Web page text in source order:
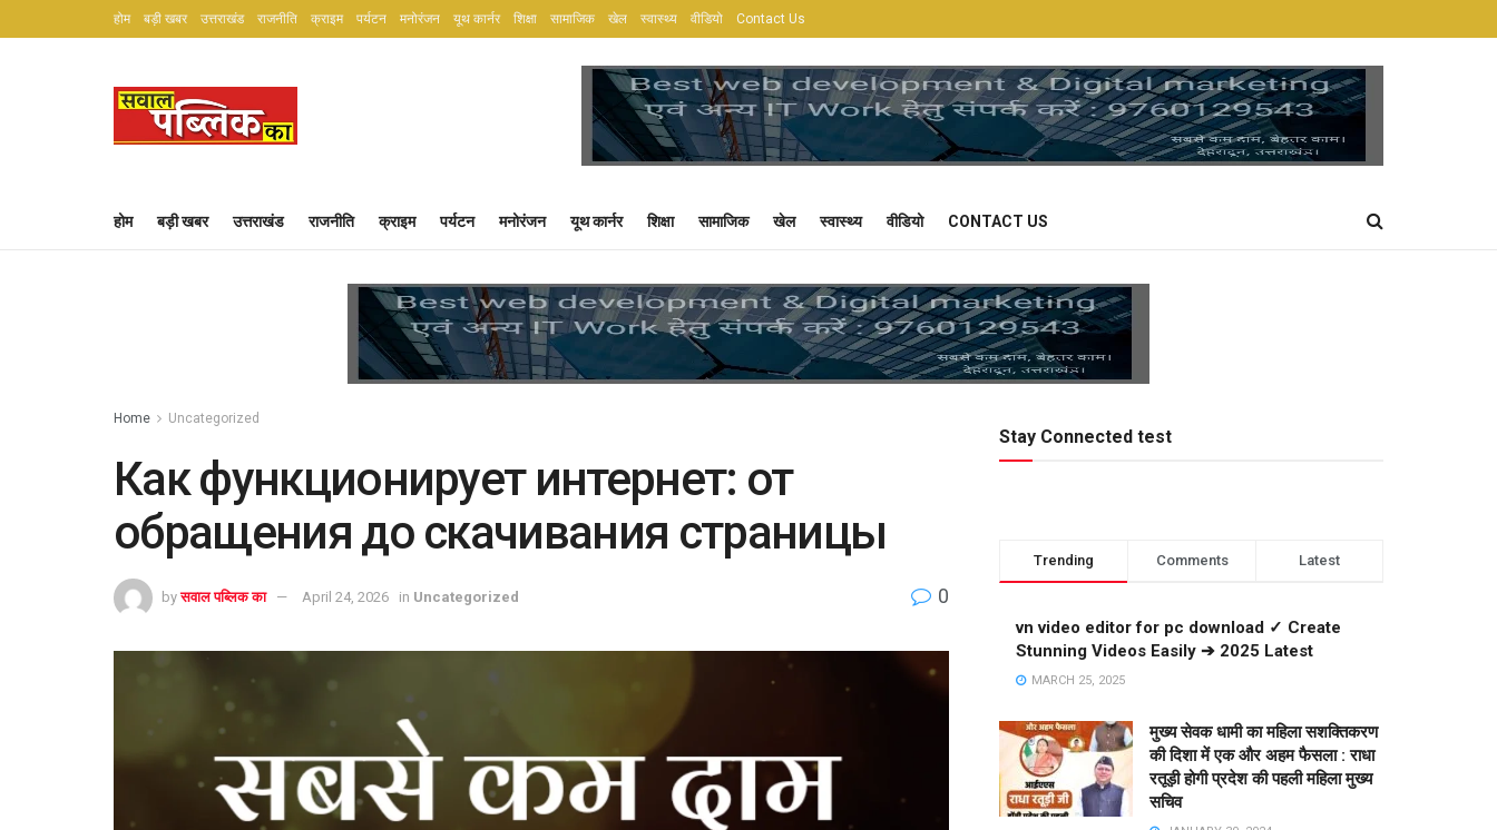
होम बड़ी खबर उत्तराखंड राजनीति क्राइम पर्यटन मनोरंजन यूथ कार्नर शिक्षा सामाजिक खेल स्वास्थ्य वीडियो Contact Us
होम बड़ी खबर उत्तराखंड राजनीति क्राइम पर्यटन मनोरंजन यूथ कार्नर शिक्षा सामाजिक खेल स्वास्थ्य वीडियो CONTACT US
Home Uncategorized
Как функционирует интернет: от
обращения до скачивания страницы
by सवाल पब्लिक का April 24, 2026 in Uncategorized 0
Stay Connected test
Trending Comments Latest
vn video editor for pc download ✓ Create
Stunning Videos Easily ➔ 2025 Latest
MARCH 25, 2025
मुख्य सेवक धामी का महिला सशक्तिकरण
की दिशा में एक और अहम फैसला : राधा
रतूड़ी होगी प्रदेश की पहली महिला मुख्य
सचिव